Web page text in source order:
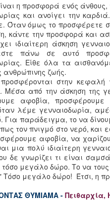
η προσφορά ενός
και ανοίγει την
Όταν όμως το προσφέρετε
κάντε την προσφορά και
ιδιαίτερη άσκηση
πάνω σε αυτό
Είθε όλα τα
ανθρώπινης ζωής.
στην
Μέσα από την άσκηση της
αφοβία, προσφέρουμε
λέμε γενναιοδωρία,
Για παράδειγμα, το να
τον πνιγμό στο νερό,
αφοβία, να
μια πολύ ιδιαίτερη
δε γνωρίζει τι είναι
τόσο μεγάλο δώρο. Το να
Τόσο μεγάλο δώρο! Έτσι, η
ΘΥΜΙΑΜΑ - Πειθαρχία,
Τσόγκυαμ Τρούνγκπα Ρίνποτσε
σκοπό
προέρχεται ένας
Μια
Kkö-
“ Η
στα